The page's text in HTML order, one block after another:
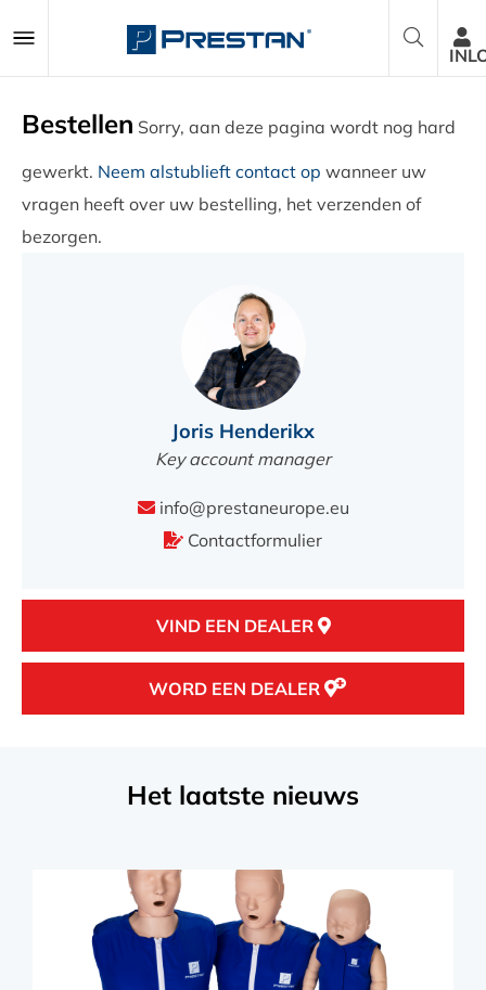
Reanimatiepoppen
VIND EEN DEALER
Bestellen Sorry, aan deze pagina wordt nog hard
gewerkt. Neem alstublieft contact op wanneer uw
vragen heeft over uw bestelling, het verzenden of
bezorgen.
Joris Henderikx
Key account manager
info@prestaneurope.eu
Contactformulier
VIND EEN DEALER
WORD EEN DEALER
Het laatste nieuws